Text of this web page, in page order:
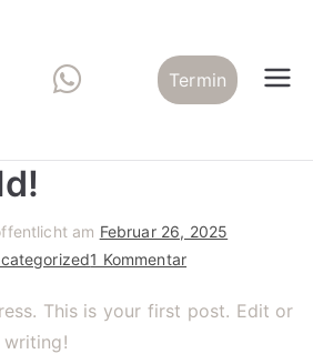
EMVisoX, BioPeelX
Termin
am Februar 26, 2025
1 Kommentarzu
world!
This is your first post. Edit or